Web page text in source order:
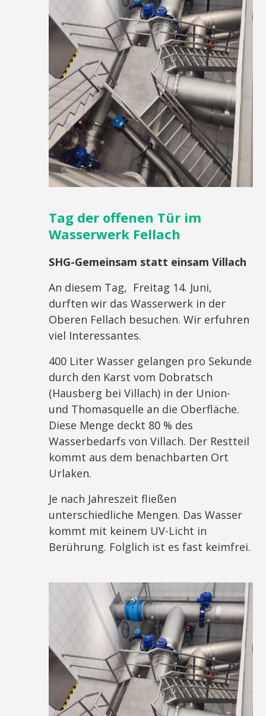
Tag der offenen Tür im
Wasserwerk Fellach
SHG-Gemeinsam statt einsam Villach
An diesem Tag, Freitag 14. Juni,
durften wir das Wasserwerk in der
Oberen Fellach besuchen. Wir erfuhren
viel Interessantes.
400 Liter Wasser gelangen pro Sekunde
durch den Karst vom Dobratsch
(Hausberg bei Villach) in der Union-
und Thomasquelle an die Oberfläche.
Diese Menge deckt 80 % des
Wasserbedarfs von Villach. Der Restteil
kommt aus dem benachbarten Ort
Urlaken.
Je nach Jahreszeit fließen
unterschiedliche Mengen. Das Wasser
kommt mit keinem UV-Licht in
Berührung. Folglich ist es fast keimfrei.